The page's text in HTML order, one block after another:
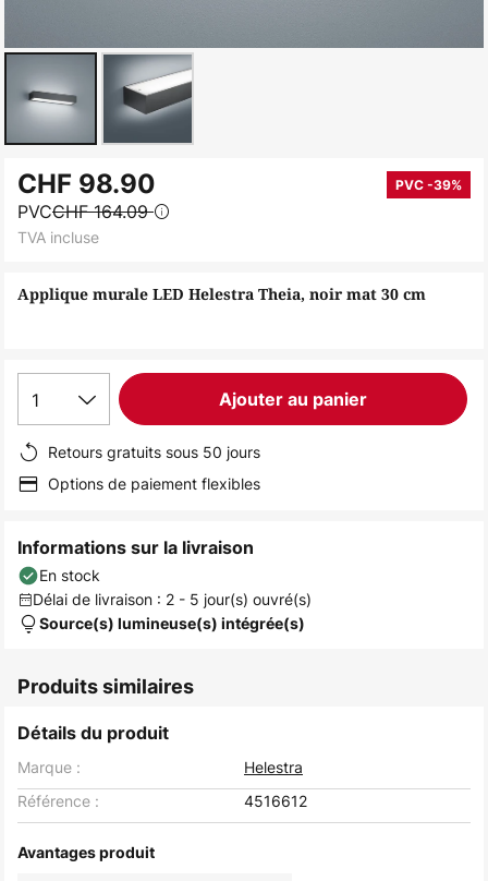
to
the
beginning
the
Applique murale LED Helestra Theia, noir mat 30 cm
CHF 98.90 PVC -39%
PVCCHF 164.09
TVA incluse
1 Ajouter au panier
Retours gratuits sous 50 jours
Options de paiement flexibles
Informations sur la livraison
En stock
Délai de livraison : 2 - 5 jour(s) ouvré(s)
Source(s) lumineuse(s) intégrée(s)
Produits similaires
Détails du produit
Marque :
Helestra
Référence :
4516612
Avantages produit